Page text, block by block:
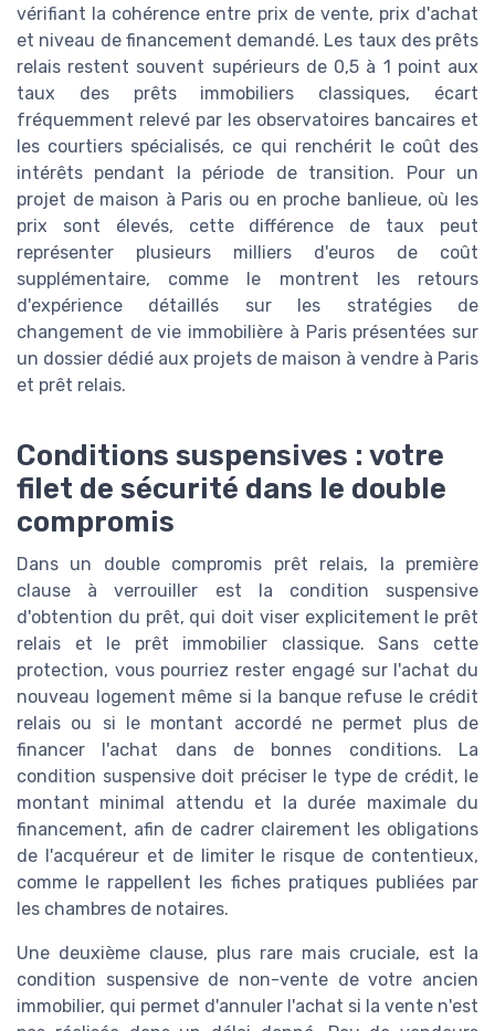
vérifiant la cohérence entre prix de vente, prix d'achat
et niveau de financement demandé. Les taux des prêts
relais restent souvent supérieurs de 0,5 à 1 point aux
taux des prêts immobiliers classiques, écart
fréquemment relevé par les observatoires bancaires et
les courtiers spécialisés, ce qui renchérit le coût des
intérêts pendant la période de transition. Pour un
projet de maison à Paris ou en proche banlieue, où les
prix sont élevés, cette différence de taux peut
représenter plusieurs milliers d'euros de coût
supplémentaire, comme le montrent les retours
d'expérience détaillés sur les stratégies de
changement de vie immobilière à Paris présentées sur
un dossier dédié aux projets de maison à vendre à Paris
et prêt relais.
Conditions suspensives : votre
filet de sécurité dans le double
compromis
Dans un double compromis prêt relais, la première
clause à verrouiller est la condition suspensive
d'obtention du prêt, qui doit viser explicitement le prêt
relais et le prêt immobilier classique. Sans cette
protection, vous pourriez rester engagé sur l'achat du
nouveau logement même si la banque refuse le crédit
relais ou si le montant accordé ne permet plus de
financer l'achat dans de bonnes conditions. La
condition suspensive doit préciser le type de crédit, le
montant minimal attendu et la durée maximale du
financement, afin de cadrer clairement les obligations
de l'acquéreur et de limiter le risque de contentieux,
comme le rappellent les fiches pratiques publiées par
les chambres de notaires.
Une deuxième clause, plus rare mais cruciale, est la
condition suspensive de non-vente de votre ancien
immobilier, qui permet d'annuler l'achat si la vente n'est